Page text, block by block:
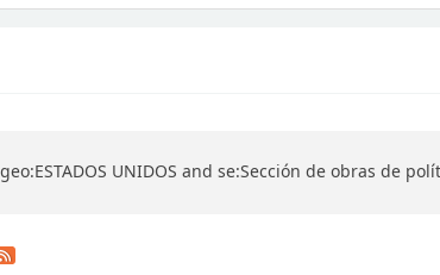
UNIDOS and se:Sección de obras de